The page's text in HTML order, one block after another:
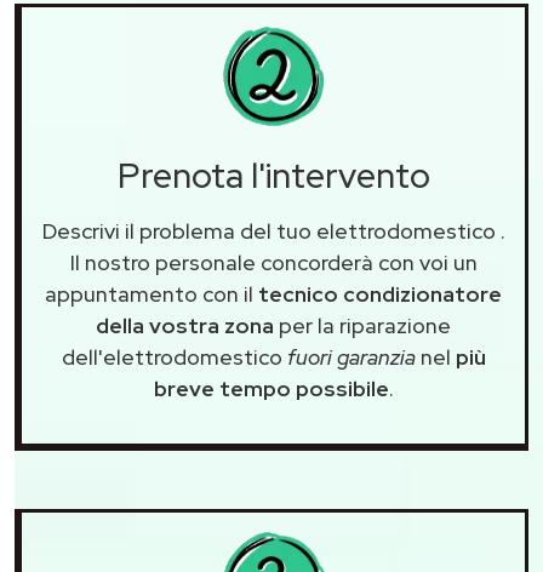
Prenota l'intervento
Descrivi il problema del tuo elettrodomestico .
Il nostro personale concorderà con voi un
appuntamento con il tecnico condizionatore
della vostra zona per la riparazione
dell'elettrodomestico fuori garanzianel più
breve tempo possibile.